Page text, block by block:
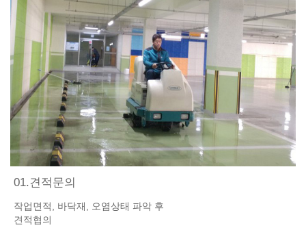
01.견적문의
작업면적, 바닥재, 오염상태 파악 후
견적협의